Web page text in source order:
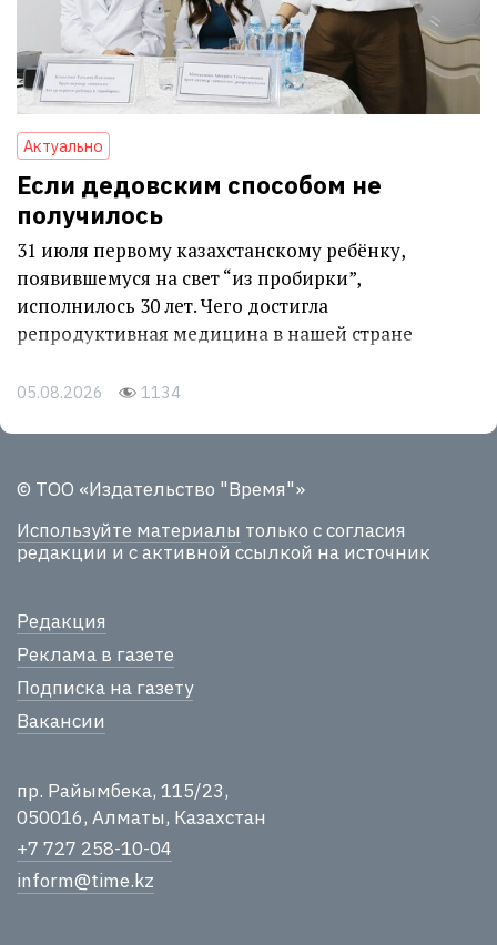
Актуально
Если дедовским способом не
получилось
31 июля первому казахстанскому ребёнку,
появившемуся на свет “из пробирки”,
исполнилось 30 лет. Чего достигла
репродуктивная медицина в нашей стране
05.08.2026 1134
© ТОО «Издательство "Время"»
Используйте материалы только с согласия
редакции и с активной ссылкой на источник
Редакция
Реклама в газете
Подписка на газету
Вакансии
пр. Райымбека, 115/23,
050016, Алматы, Казахстан
+7 727 258-10-04
inform@time.kz